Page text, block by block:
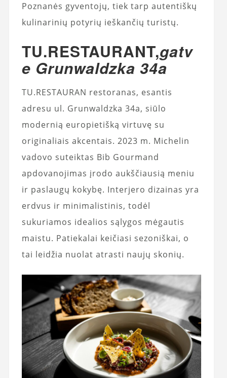
Poznanės gyventojų, tiek tarp autentiškų
kulinarinių potyrių ieškančių turistų.
TU.RESTAURANT,gatv
e Grunwaldzka 34a
TU.RESTAURAN restoranas, esantis
adresu ul. Grunwaldzka 34a, siūlo
modernią europietišką virtuvę su
originaliais akcentais. 2023 m. Michelin
vadovo suteiktas Bib Gourmand
apdovanojimas įrodo aukščiausią meniu
ir paslaugų kokybę. Interjero dizainas yra
erdvus ir minimalistinis, todėl
sukuriamos idealios sąlygos mėgautis
maistu. Patiekalai keičiasi sezoniškai, o
tai leidžia nuolat atrasti naujų skonių.